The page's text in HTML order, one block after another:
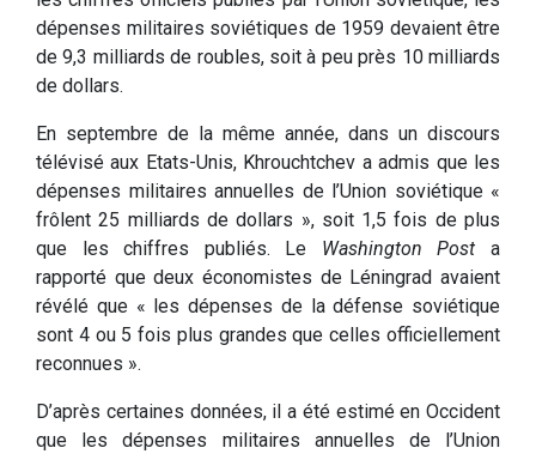
dépenses militaires soviétiques de 1959 devaient être
de 9,3 milliards de roubles, soit à peu près 10 milliards
de dollars.
En septembre de la même année, dans un discours
télévisé aux Etats-Unis, Khrouchtchev a admis que les
dépenses militaires annuelles de l’Union soviétique «
frôlent 25 milliards de dollars », soit 1,5 fois de plus
que les chiffres publiés. Le Washington Post a
rapporté que deux économistes de Léningrad avaient
révélé que « les dépenses de la défense soviétique
sont 4 ou 5 fois plus grandes que celles officiellement
reconnues ».
D’après certaines données, il a été estimé en Occident
que les dépenses militaires annuelles de l’Union